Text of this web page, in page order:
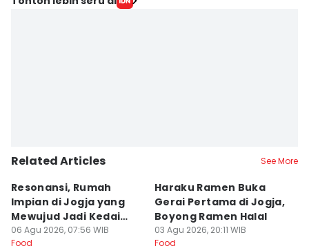
Related Articles See More
Resonansi, Rumah
Impian di Jogja yang
Mewujud Jadi Kedai
Ramen dan Burger
06 Agu 2026, 07:56 WIB
Food
Haraku Ramen Buka
Gerai Pertama di Jogja,
Boyong Ramen Halal
03 Agu 2026, 20:11 WIB
Food